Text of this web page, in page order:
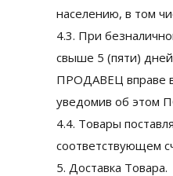
населению, в том
4.3. При
свыше 5 (пяти)
ПРОДАВЕЦ вправе в
уведомив об этом
4.4. Товары
соответствующем
5. Доставка Товара.